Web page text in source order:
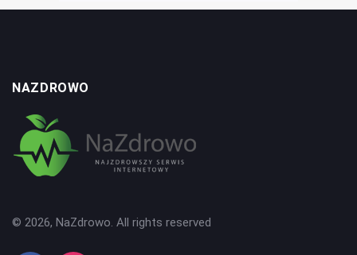
NAZDROWO
© 2026, NaZdrowo. All rights reserved